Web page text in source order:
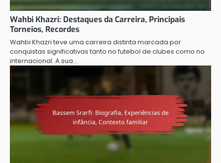
Wahbi Khazri: Destaques da Carreira, Principais
Torneios, Recordes
Wahbi Khazri teve uma carreira distinta marcada por
conquistas significativas tanto no futebol de clubes como no
internacional. A sua…